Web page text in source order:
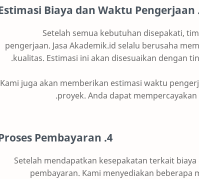
Setelah semua kebutuhan disepakati,
pengerjaan. Jasa Akademik.id selalu berusaha
kualitas. Estimasi ini akan disesuaikan dengan
Kami juga akan memberikan estimasi waktu
proyek. Anda dapat
4. Proses Pembayaran
Setelah mendapatkan kesepakatan terkait
pembayaran. Kami menyediakan